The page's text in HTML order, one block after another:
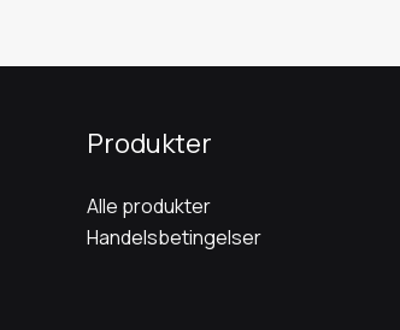
Produkter
Alle produkter
Handelsbetingelser